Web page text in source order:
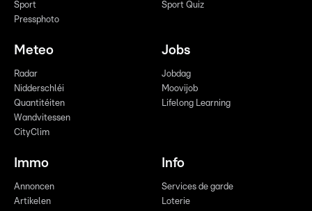
Sport
Pressphoto
Sport Quiz
Meteo
Radar
Nidderschléi
Quantitéiten
Wandvitessen
CityClim
Jobs
Jobdag
Moovijob
Lifelong Learning
Immo
Annoncen
Artikelen
Info
Services de garde
Loterie